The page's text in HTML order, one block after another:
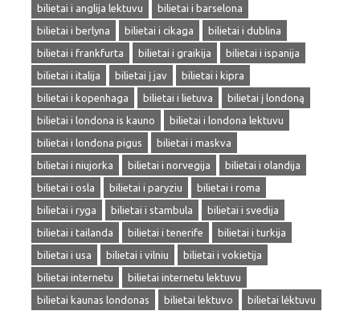
bilietai i anglija lektuvu
bilietai i barselona
bilietai i berlyna
bilietai i cikaga
bilietai i dublina
bilietai i frankfurta
bilietai i graikija
bilietai i ispanija
bilietai i italija
bilietai į jav
bilietai i kipra
bilietai i kopenhaga
bilietai i lietuva
bilietai į londoną
bilietai i londona is kauno
bilietai i londona lektuvu
bilietai i londona pigus
bilietai i maskva
bilietai i niujorka
bilietai i norvegija
bilietai i olandija
bilietai i osla
bilietai i paryziu
bilietai i roma
bilietai i ryga
bilietai i stambula
bilietai i svedija
bilietai i tailanda
bilietai i tenerife
bilietai i turkija
bilietai i usa
bilietai i vilniu
bilietai i vokietija
bilietai internetu
bilietai internetu lektuvu
bilietai kaunas londonas
bilietai lektuvo
bilietai lėktuvu